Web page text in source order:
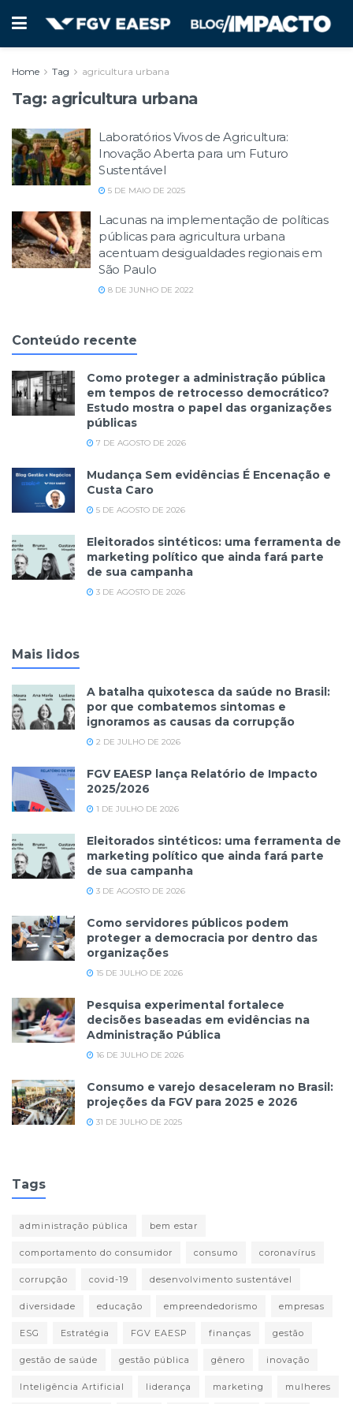
Home Tag agricultura urbana
Tag: agricultura urbana
Laboratórios Vivos de Agricultura:
Inovação Aberta para um Futuro
Sustentável
5 DE MAIO DE 2025
Lacunas na implementação de políticas
públicas para agricultura urbana
acentuam desigualdades regionais em
São Paulo
8 DE JUNHO DE 2022
Conteúdo recente
Como proteger a administração pública
em tempos de retrocesso democrático?
Estudo mostra o papel das organizações
públicas
7 DE AGOSTO DE 2026
Mudança Sem evidências É Encenação e
Custa Caro
5 DE AGOSTO DE 2026
Eleitorados sintéticos: uma ferramenta de
marketing político que ainda fará parte
de sua campanha
3 DE AGOSTO DE 2026
Mais lidos
A batalha quixotesca da saúde no Brasil:
por que combatemos sintomas e
ignoramos as causas da corrupção
2 DE JULHO DE 2026
FGV EAESP lança Relatório de Impacto
2025/2026
1 DE JULHO DE 2026
Eleitorados sintéticos: uma ferramenta de
marketing político que ainda fará parte
de sua campanha
3 DE AGOSTO DE 2026
Como servidores públicos podem
proteger a democracia por dentro das
organizações
15 DE JULHO DE 2026
Pesquisa experimental fortalece
decisões baseadas em evidências na
Administração Pública
16 DE JULHO DE 2026
Consumo e varejo desaceleram no Brasil:
projeções da FGV para 2025 e 2026
31 DE JULHO DE 2025
Tags
administração pública bem estar
comportamento do consumidor consumo coronavírus
corrupção covid-19 desenvolvimento sustentável
diversidade educação empreendedorismo empresas
ESG Estratégia FGV EAESP finanças gestão
gestão de saúde gestão pública gênero inovação
Inteligência Artificial liderança marketing mulheres